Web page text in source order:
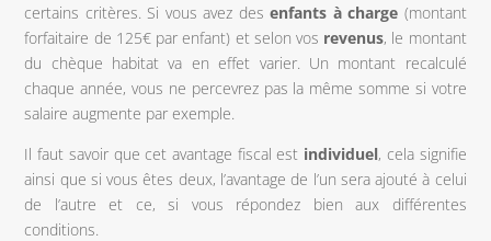
certains critères. Si vous avez desenfants à charge (montant
forfaitaire de 125€ par enfant) et selon vos revenus, le montant
du chèque habitat va en effet varier. Un montant recalculé
chaque année, vous ne percevrez pas la même somme si votre
salaire augmente par exemple.
Il faut savoir que cet avantage fiscal est individuel, cela signifie
ainsi que si vous êtes deux, l’avantage de l’un sera ajouté à celui
de l’autre et ce, si vous répondez bien aux différentes
conditions.